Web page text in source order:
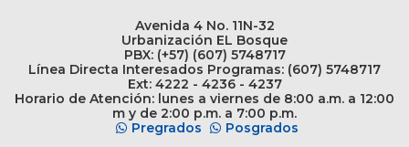
Avenida 4 No. 11N-32
Urbanización EL Bosque
PBX: (+57) (607) 5748717
Línea Directa Interesados Programas: (607) 5748717
Ext: 4222 - 4236 - 4237
Horario de Atención: lunes a viernes de 8:00 a.m. a 12:00
m y de 2:00 p.m. a 7:00 p.m.
Pregrados
Posgrados